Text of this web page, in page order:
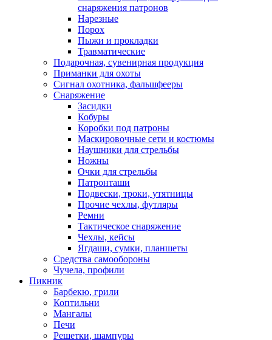
снаряжения патронов
Нарезные
Порох
Пыжи и прокладки
Травматические
Подарочная, сувенирная продукция
Приманки для охоты
Сигнал охотника, фальшфееры
Снаряжение
Засидки
Кобуры
Коробки под патроны
Маскировочные сети и костюмы
Наушники для стрельбы
Ножны
Очки для стрельбы
Патронташи
Подвески, троки, утятницы
Прочие чехлы, футляры
Ремни
Тактическое снаряжение
Чехлы, кейсы
Ягдаши, сумки, планшеты
Средства самообороны
Чучела, профили
Пикник
Барбекю, грили
Коптильни
Мангалы
Печи
Решетки, шампуры